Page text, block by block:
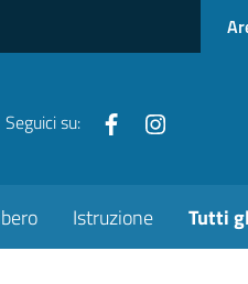
Seguici su: Facebook
Istruzione Tutti